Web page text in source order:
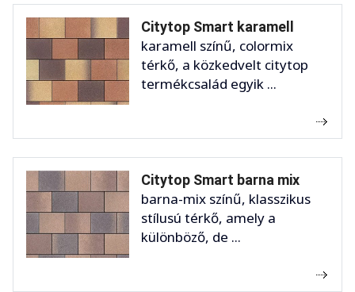
Citytop Smart karamell
karamell színű, colormix
térkő, a közkedvelt citytop
termékcsalád egyik ...
Citytop Smart barna mix
barna-mix színű, klasszikus
stílusú térkő, amely a
különböző, de ...